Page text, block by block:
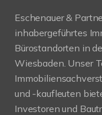
Eschenauer &
inhabergeführtes
Bürostandorten in
Wiesbaden. Unser
und -kaufleuten
Investoren und